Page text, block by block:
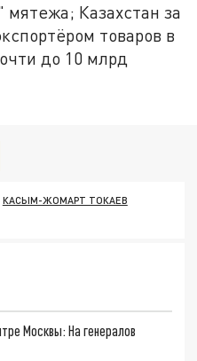
мятежа; Казахстан за
товаров в
до 10 млрд
КАСЫМ-ЖОМАРТ ТОКАЕВ
Москвы: На генералов